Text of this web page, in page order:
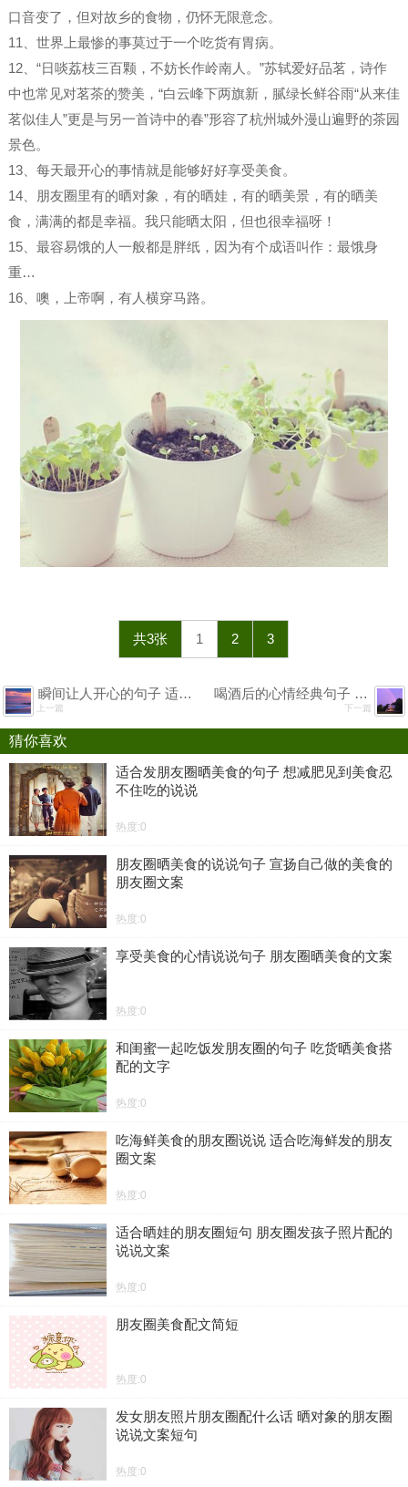
口音变了，但对故乡的食物，仍怀无限意念。
11、世界上最惨的事莫过于一个吃货有胃病。
12、“日啖荔枝三百颗，不妨长作岭南人。”苏轼爱好品茗，诗作
中也常见对茗茶的赞美，“白云峰下两旗新，腻绿长鲜谷雨“从来佳
茗似佳人”更是与另一首诗中的春”形容了杭州城外漫山遍野的茶园
景色。
13、每天最开心的事情就是能够好好享受美食。
14、朋友圈里有的晒对象，有的晒娃，有的晒美景，有的晒美
食，满满的都是幸福。我只能晒太阳，但也很幸福呀！
15、最容易饿的人一般都是胖纸，因为有个成语叫作：最饿身
重…
16、噢，上帝啊，有人横穿马路。
共3张 1 2 3
瞬间让人开心的句子 适合发朋友圈说说的有趣文案
上一篇
喝酒后的心情经典句子 适合发喝酒的伤感句子
下一篇
猜你喜欢
适合发朋友圈晒美食的句子 想减肥见到美食忍
不住吃的说说
热度:0
朋友圈晒美食的说说句子 宣扬自己做的美食的
朋友圈文案
热度:0
享受美食的心情说说句子 朋友圈晒美食的文案
热度:0
和闺蜜一起吃饭发朋友圈的句子 吃货晒美食搭
配的文字
热度:0
吃海鲜美食的朋友圈说说 适合吃海鲜发的朋友
圈文案
热度:0
适合晒娃的朋友圈短句 朋友圈发孩子照片配的
说说文案
热度:0
朋友圈美食配文简短
热度:0
发女朋友照片朋友圈配什么话 晒对象的朋友圈
说说文案短句
热度:0